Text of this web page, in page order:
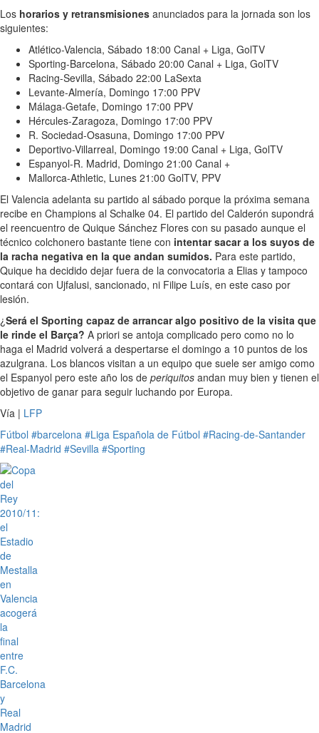
Los horarios y retransmisiones anunciados para la jornada son los
siguientes:
Atlético-Valencia, Sábado 18:00 Canal + Liga, GolTV
Sporting-Barcelona, Sábado 20:00 Canal + Liga, GolTV
Racing-Sevilla, Sábado 22:00 LaSexta
Levante-Almería, Domingo 17:00 PPV
Málaga-Getafe, Domingo 17:00 PPV
Hércules-Zaragoza, Domingo 17:00 PPV
R. Sociedad-Osasuna, Domingo 17:00 PPV
Deportivo-Villarreal, Domingo 19:00 Canal + Liga, GolTV
Espanyol-R. Madrid, Domingo 21:00 Canal +
Mallorca-Athletic, Lunes 21:00 GolTV, PPV
El Valencia adelanta su partido al sábado porque la próxima semana
recibe en Champions al Schalke 04. El partido del Calderón supondrá
el reencuentro de Quique Sánchez Flores con su pasado aunque el
técnico colchonero bastante tiene con intentar sacar a los suyos de
la racha negativa en la que andan sumidos. Para este partido,
Quique ha decidido dejar fuera de la convocatoria a Elias y tampoco
contará con Ujfalusi, sancionado, ni Filipe Luís, en este caso por
lesión.
¿Será el Sporting capaz de arrancar algo positivo de la visita que
le rinde el Barça? A priori se antoja complicado pero como no lo
haga el Madrid volverá a despertarse el domingo a 10 puntos de los
azulgrana. Los blancos visitan a un equipo que suele ser amigo como
el Espanyol pero este año los de periquitos andan muy bien y tienen el
objetivo de ganar para seguir luchando por Europa.
Vía | LFP
Fútbol #barcelona #Liga Española de Fútbol #Racing-de-Santander
#Real-Madrid #Sevilla #Sporting